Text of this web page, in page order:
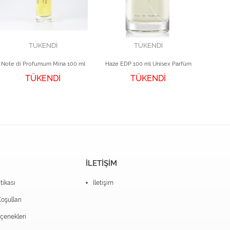
TÜKENDİ
Note di Profumum Mina 100 ml
TÜKENDİ
TÜKENDİ
Haze EDP 100 ml Unisex Parfüm
TÜKENDİ
İLETİŞİM
İletişim